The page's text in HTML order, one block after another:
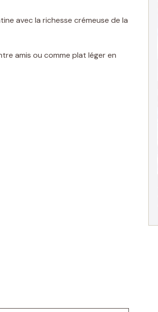
avec la richesse crémeuse de la
amis ou comme plat léger en